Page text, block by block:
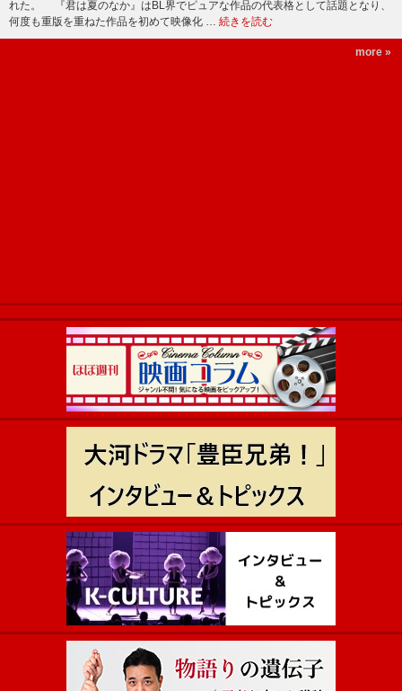
れた。 『君は夏のなか』はBL界でピュアな作品の代表格として話題となり、
何度も重版を重ねた作品を初めて映像化 … 続きを読む
more »